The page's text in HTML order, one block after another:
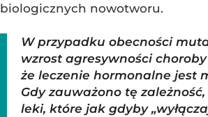
biologicznych nowotworu.
W przypadku obecności
wzrost agresywności
że leczenie hormonalne jest
Gdy zauważono tę
leki, które jak gdyby